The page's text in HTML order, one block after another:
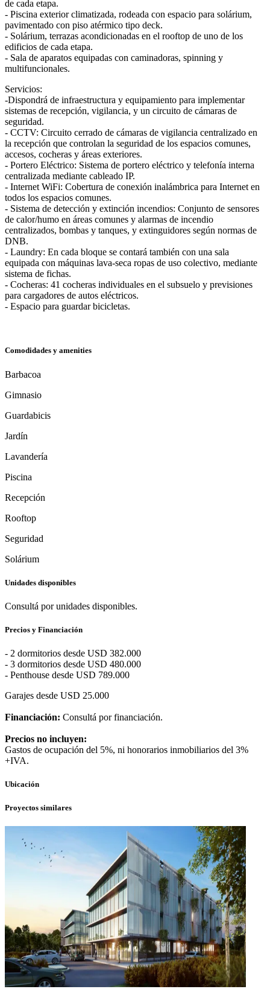
de cada etapa.
- Piscina exterior climatizada, rodeada con espacio para solárium,
pavimentado con piso atérmico tipo deck.
- Solárium, terrazas acondicionadas en el rooftop de uno de los
edificios de cada etapa.
- Sala de aparatos equipadas con caminadoras, spinning y
multifuncionales.
Servicios:
-Dispondrá de infraestructura y equipamiento para implementar
sistemas de recepción, vigilancia, y un circuito de cámaras de
seguridad.
- CCTV: Circuito cerrado de cámaras de vigilancia centralizado en
la recepción que controlan la seguridad de los espacios comunes,
accesos, cocheras y áreas exteriores.
- Portero Eléctrico: Sistema de portero eléctrico y telefonía interna
centralizada mediante cableado IP.
- Internet WiFi: Cobertura de conexión inalámbrica para Internet en
todos los espacios comunes.
- Sistema de detección y extinción incendios: Conjunto de sensores
de calor/humo en áreas comunes y alarmas de incendio
centralizados, bombas y tanques, y extinguidores según normas de
DNB.
- Laundry: En cada bloque se contará también con una sala
equipada con máquinas lava-seca ropas de uso colectivo, mediante
sistema de fichas.
- Cocheras: 41 cocheras individuales en el subsuelo y previsiones
para cargadores de autos eléctricos.
- Espacio para guardar bicicletas.
Comodidades y amenities
Barbacoa
Gimnasio
Guardabicis
Jardín
Lavandería
Piscina
Recepción
Rooftop
Seguridad
Solárium
Unidades disponibles
Consultá por unidades disponibles.
Precios y Financiación
- 2 dormitorios desde USD 382.000
- 3 dormitorios desde USD 480.000
- Penthouse desde USD 789.000
Garajes desde USD 25.000
Financiación: Consultá por financiación.
Precios no incluyen:
Gastos de ocupación del 5%, ni honorarios inmobiliarios del 3%
+IVA.
Ubicación
Proyectos similares